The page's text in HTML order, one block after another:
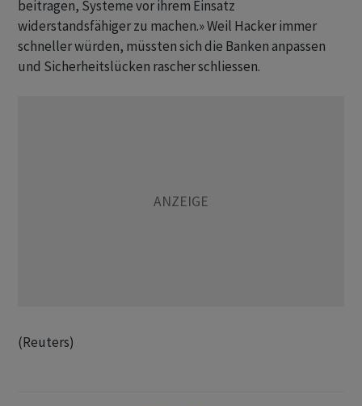
beitragen, ​Systeme vor ihrem Einsatz
widerstandsfähiger zu machen.» Weil Hacker immer
schneller würden, müssten sich die Banken anpassen
und Sicherheitslücken rascher schliessen.
(Reuters)